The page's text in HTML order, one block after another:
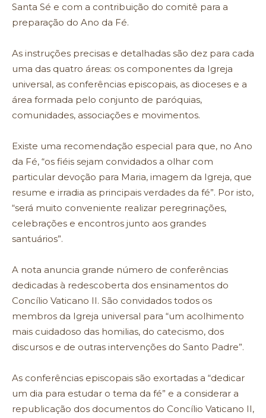
Santa Sé e com a contribuição do comitê para a
preparação do Ano da Fé.
As instruções precisas e detalhadas são dez para cada
uma das quatro áreas: os componentes da Igreja
universal, as conferências episcopais, as dioceses e a
área formada pelo conjunto de paróquias,
comunidades, associações e movimentos.
Existe uma recomendação especial para que, no Ano
da Fé, “os fiéis sejam convidados a olhar com
particular devoção para Maria, imagem da Igreja, que
resume e irradia as principais verdades da fé”. Por isto,
“será muito conveniente realizar peregrinações,
celebrações e encontros junto aos grandes
santuários”.
A nota anuncia grande número de conferências
dedicadas à redescoberta dos ensinamentos do
Concílio Vaticano II. São convidados todos os
membros da Igreja universal para “um acolhimento
mais cuidadoso das homilias, do catecismo, dos
discursos e de outras intervenções do Santo Padre”.
As conferências episcopais são exortadas a “dedicar
um dia para estudar o tema da fé” e a considerar a
republicação dos documentos do Concílio Vaticano II,